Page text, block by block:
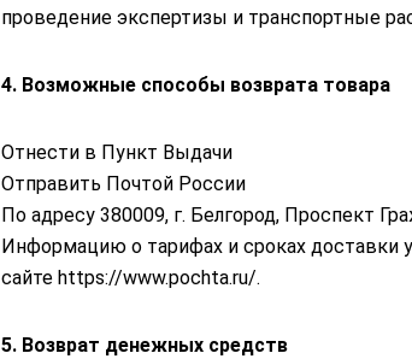
проведение экспертизы и транспортные
4. Возможные способы возврата товара
Отнести в Пункт Выдачи
Отправить Почтой России
По адресу 380009, г. Белгород, Проспект
Информацию о тарифах и сроках доставки
сайте https://www.pochta.ru/.
5. Возврат денежных средств